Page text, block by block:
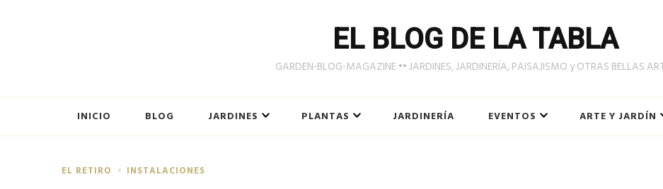
EL BLOG DE LA TABLA
GARDEN-BLOG-MAGAZINE •• JARDINES, JARDINERÍA, PAISAJISMO y OTRAS BELLAS
INICIO BLOG JARDINES PLANTAS JARDINERÍA EVENTOS ARTE Y JARDÍN
EL RETIRO INSTALACIONES